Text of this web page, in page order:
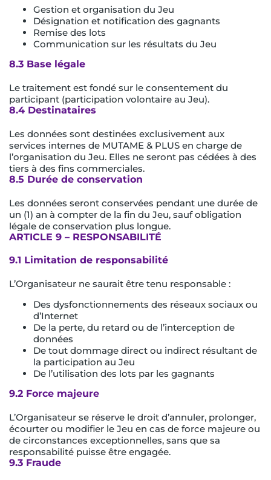
Gestion et organisation du Jeu
Désignation et notification des gagnants
Remise des lots
Communication sur les résultats du Jeu
8.3 Base légale
Le traitement est fondé sur le consentement du
participant (participation volontaire au Jeu).
8.4 Destinataires
Les données sont destinées exclusivement aux
services internes de MUTAME & PLUS en charge de
l’organisation du Jeu. Elles ne seront pas cédées à des
tiers à des fins commerciales.
8.5 Durée de conservation
Les données seront conservées pendant une durée de
un (1) an à compter de la fin du Jeu, sauf obligation
légale de conservation plus longue.
ARTICLE 9 – RESPONSABILITÉ
9.1 Limitation de responsabilité
L’Organisateur ne saurait être tenu responsable :
Des dysfonctionnements des réseaux sociaux ou
d’Internet
De la perte, du retard ou de l’interception de
données
De tout dommage direct ou indirect résultant de
la participation au Jeu
De l’utilisation des lots par les gagnants
9.2 Force majeure
L’Organisateur se réserve le droit d’annuler, prolonger,
écourter ou modifier le Jeu en cas de force majeure ou
de circonstances exceptionnelles, sans que sa
responsabilité puisse être engagée.
9.3 Fraude